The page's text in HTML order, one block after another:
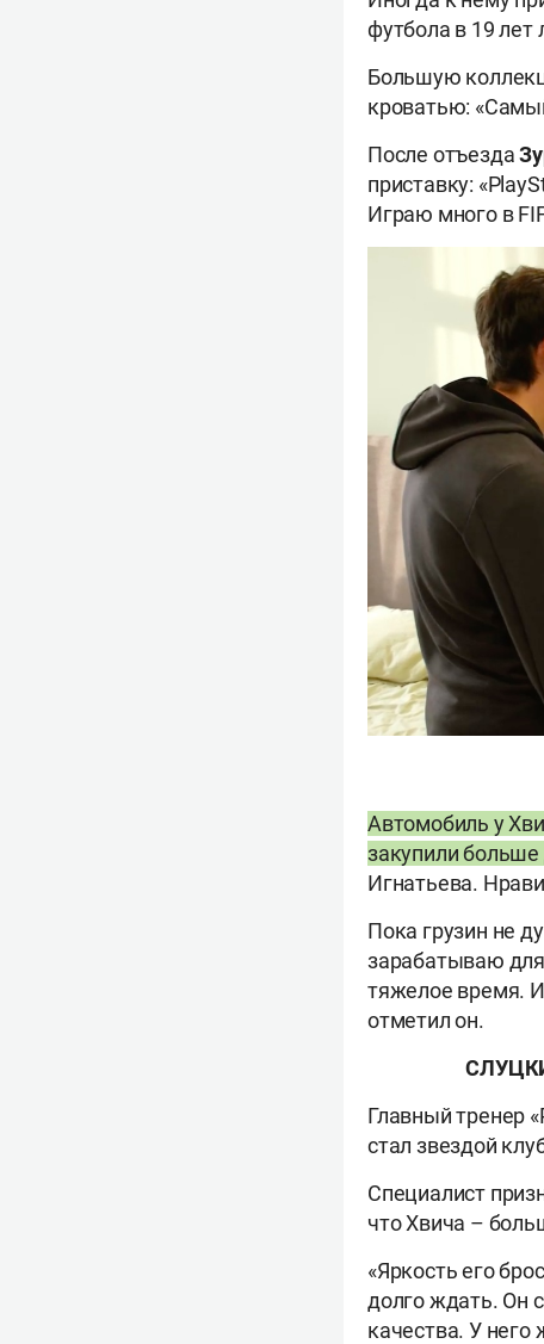
футбола в 19
Большую
кроватью:
После отъезда
приставку:
Играю много в
Автомобиль у
закупили больше
Игнатьева.
Пока грузин не
зарабатываю
тяжелое время.
отметил он.
Главный тренер
стал звездой
Специалист
что Хвича –
«Яркость его
долго ждать. Он
качества. У него